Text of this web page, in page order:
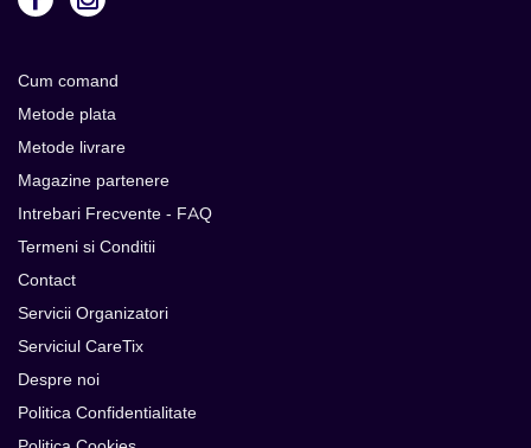
Cum comand
Metode plata
Metode livrare
Magazine partenere
Intrebari Frecvente - FAQ
Termeni si Conditii
Contact
Servicii Organizatori
Serviciul CareTix
Despre noi
Politica Confidentialitate